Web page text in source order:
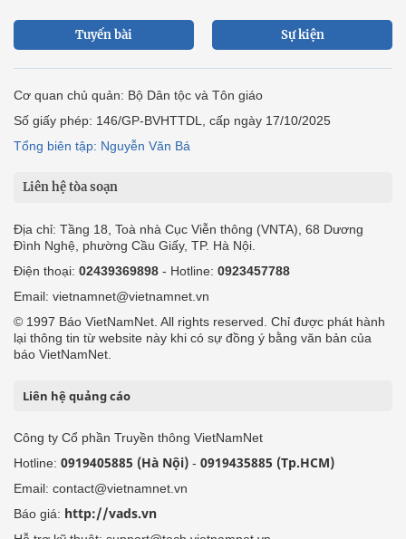
Tuyến bài Sự kiện
Cơ quan chủ quản: Bộ Dân tộc và Tôn giáo
Số giấy phép: 146/GP-BVHTTDL, cấp ngày 17/10/2025
Tổng biên tập: Nguyễn Văn Bá
Liên hệ tòa soạn
Địa chỉ: Tầng 18, Toà nhà Cục Viễn thông (VNTA), 68 Dương
Đình Nghệ, phường Cầu Giấy, TP. Hà Nội.
Điện thoại: 02439369898 - Hotline: 0923457788
Email: vietnamnet@vietnamnet.vn
© 1997 Báo VietNamNet. All rights reserved. Chỉ được phát hành
lại thông tin từ website này khi có sự đồng ý bằng văn bản của
báo VietNamNet.
Liên hệ quảng cáo
Công ty Cổ phần Truyền thông VietNamNet
Hotline: 0919405885 (Hà Nội) - 0919435885 (Tp.HCM)
Email: contact@vietnamnet.vn
Báo giá: http://vads.vn